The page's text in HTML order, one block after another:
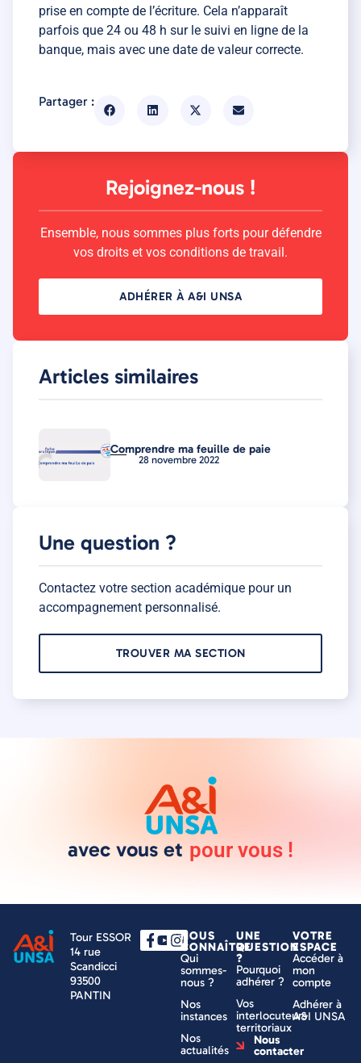
Rejoignez-nous !
Ensemble, nous sommes plus forts pour défendre
vos droits et vos conditions de travail.
ADHÉRER À A&I UNSA
Articles similaires
Comprendre ma feuille de paie
28 novembre 2022
Une question ?
Contactez votre section académique pour un
accompagnement personnalisé.
TROUVER MA SECTION
prise en compte de l’écriture. Cela n’apparaît
parfois que 24 ou 48 h sur le suivi en ligne de la
banque, mais avec une date de valeur correcte.
Partager :
avec vous et pour vous !
Tour ESSOR
14 rue
Scandicci
93500
PANTIN
NOUS
CONNAÎTRE
Qui
sommes-
nous ?
Nos
instances
Nos
actualités
UNE
QUESTION
?
Pourquoi
adhérer ?
Vos
interlocuteurs
territoriaux
Nous
contacter
VOTRE
ESPACE
Accéder à
mon
compte
Adhérer à
A&I UNSA